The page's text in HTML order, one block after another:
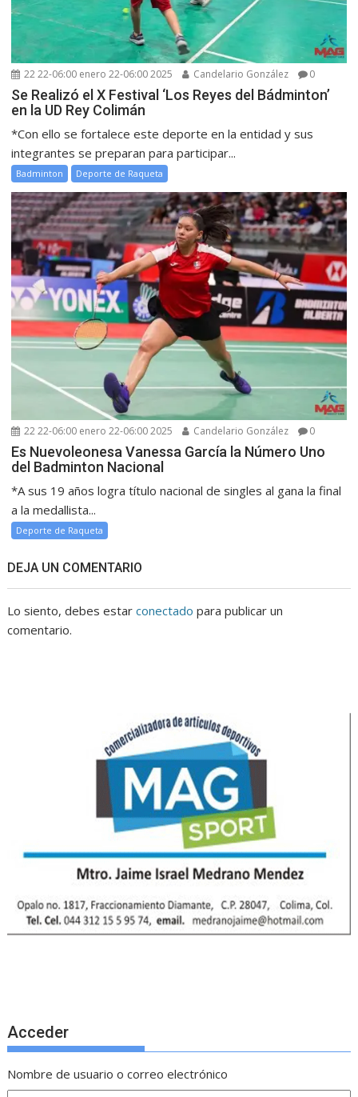
22 22-06:00 enero 22-06:00 2025 Candelario González 0
Se Realizó el X Festival ‘Los Reyes del Bádminton’
en la UD Rey Colimán
*Con ello se fortalece este deporte en la entidad y sus
integrantes se preparan para participar...
Badminton Deporte de Raqueta
22 22-06:00 enero 22-06:00 2025 Candelario González 0
Es Nuevoleonesa Vanessa García la Número Uno
del Badminton Nacional
*A sus 19 años logra título nacional de singles al gana la final
a la medallista...
Deporte de Raqueta
DEJA UN COMENTARIO
Lo siento, debes estarconectado para publicar un
comentario.
Acceder
Nombre de usuario o correo electrónico